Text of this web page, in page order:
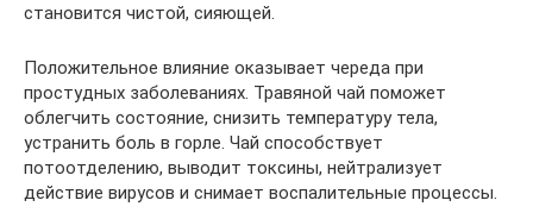
становится чистой, сияющей.
Положительное влияние оказывает череда при
простудных заболеваниях. Травяной чай поможет
облегчить состояние, снизить температуру тела,
устранить боль в горле. Чай способствует
потоотделению, выводит токсины, нейтрализует
действие вирусов и снимает воспалительные процессы.